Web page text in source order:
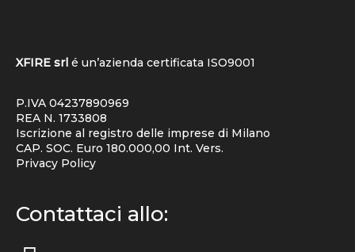
XFIRE srl é un’azienda certificata ISO9001
P.IVA 04237890969
REA N. 1733808
Iscrizione al registro delle imprese di Milano
CAP. SOC. Euro 180.000,00 Int. Vers.
Privacy Policy
Contattaci allo: